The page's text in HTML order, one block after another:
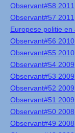
Observant#58 2011
Observant#57 2011
Europese politie en
Observant#56 2010
Observant#55 2010
Observant#54 2009
Observant#53 2009
Observant#52 2009
Observant#51 2009
Observant#50 2008
Observant#49 2008